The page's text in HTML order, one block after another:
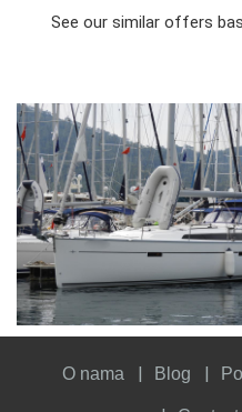
See our similar offers
10
PERSON YEAR CABINS
O nama Blog